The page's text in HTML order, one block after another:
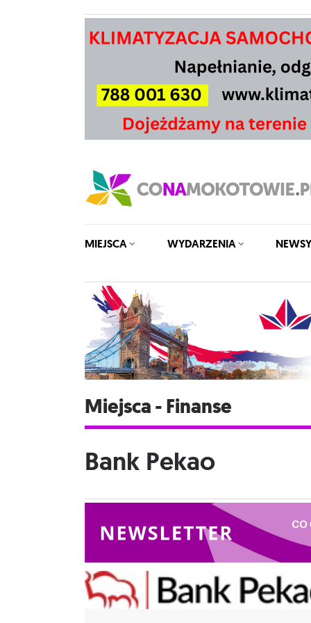
MIEJSCA WYDARZENIA
Miejsca - Finanse
Bank Pekao